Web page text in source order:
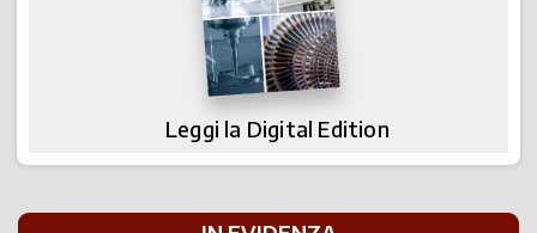
Leggi la Digital Edition